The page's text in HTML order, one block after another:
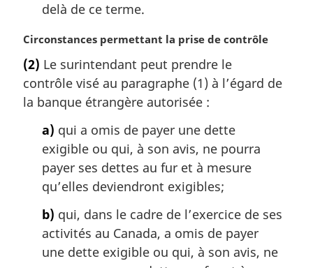
delà de ce terme.
N
t
e
m
Circonstances permettant la prise de contrôle
(2) Le surintendant peut prendre le
contrôle visé au paragraphe (1) à l’égard de
la banque étrangère autorisée :
a) qui a omis de payer une dette
exigible ou qui, à son avis, ne pourra
payer ses dettes au fur et à mesure
qu’elles deviendront exigibles;
b) qui, dans le cadre de l’exercice de ses
activités au Canada, a omis de payer
une dette exigible ou qui, à son avis, ne